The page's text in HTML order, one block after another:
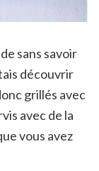
sans savoir
découvrir
grillés avec
avec de la
vous avez